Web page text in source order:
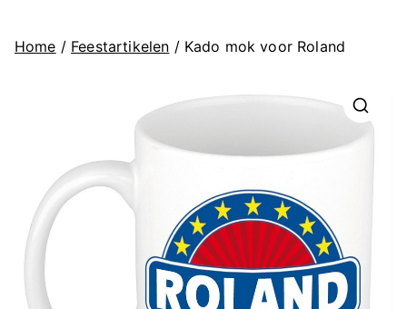
Home / Feestartikelen / Kado mok voor Roland